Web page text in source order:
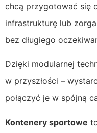
chcą przygotować się
infrastrukturę lub
bez długiego
Dzięki modularnej
w przyszłości –
połączyć je w spójną
Kontenery sportowe